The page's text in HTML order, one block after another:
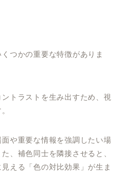
つかの重要な特徴がありま
ントラストを生み出すため、視
や重要な情報を強調したい場
、補色同士を隣接させると、
える「色の対比効果」が生ま